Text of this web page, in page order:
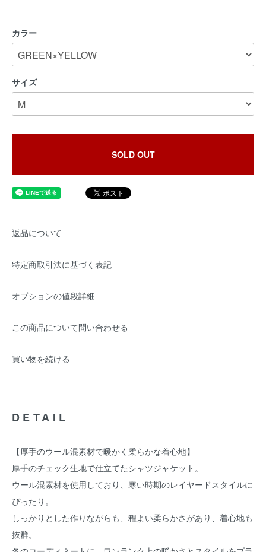
カラー
サイズ
SOLD OUT
返品について
特定商取引法に基づく表記
オプションの値段詳細
この商品について問い合わせる
買い物を続ける
DETAIL
【厚手のウール混素材で暖かく柔らかな着心地】
厚手のチェック生地で仕立てたシャツジャケット。
ウール混素材を使用しており、寒い時期のレイヤードスタイルに
ぴったり。
しっかりとした作りながらも、程よい柔らかさがあり、着心地も
抜群。